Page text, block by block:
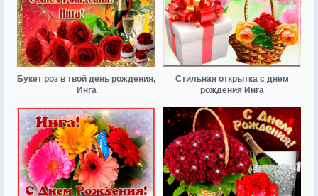
Букет роз в твой день рождения,
Инга
Стильная открытка с днем
рождения Инга